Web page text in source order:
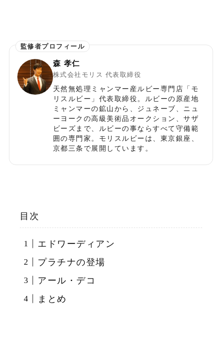
森 孝仁
株式会社モリス 代表取締役
天然無処理ミャンマー産ルビー専門店「モ
リスルビー」代表取締役。ルビーの原産地
ミャンマーの鉱山から、ジュネーブ、ニュ
ーヨークの高級美術品オークション、サザ
ビーズまで、ルビーの事ならすべて守備範
囲の専門家。モリスルビーは、東京銀座、
京都三条で展開しています。
目次
エドワーディアン
プラチナの登場
アール・デコ
まとめ